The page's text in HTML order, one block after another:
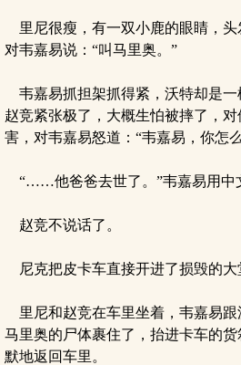
里尼很瘦，有一双小鹿的眼睛，头
对韦嘉易说：“叫马里奥。”
韦嘉易抓担架抓得紧，沃特却是一
赵竞紧张极了，大概生怕被摔了，
害，对韦嘉易怒道：“韦嘉易，你怎
“……他爸爸去世了。”韦嘉易用中
赵竞不说话了。
尼克把皮卡车直接开进了损毁的大
里尼和赵竞在车里坐着，韦嘉易跟
马里奥的尸体裹住了，抬进卡车的
默地返回车里。